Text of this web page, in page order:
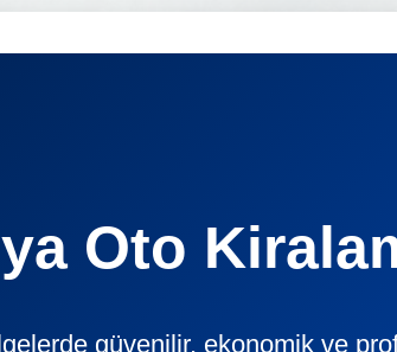
Oto
güvenilir, ekonomik ve